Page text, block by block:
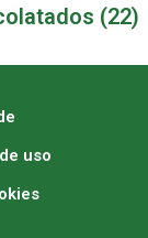
(22)
uso